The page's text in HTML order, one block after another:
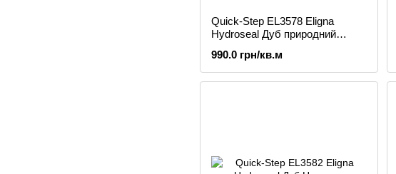
Quick-Step EL3578 Eligna
Hydroseal Дуб природний
990.0 грн/кв.м